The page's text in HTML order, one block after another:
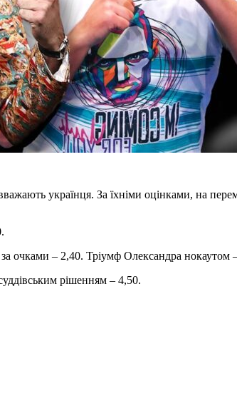
українця. За їхніми оцінками, на
очками – 2,40. Тріумф Олександра нокаутом
рішенням – 4,50.